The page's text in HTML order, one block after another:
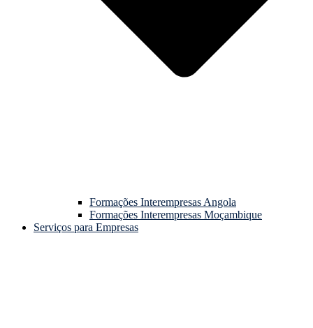
Formações Interempresas Angola
Formações Interempresas Moçambique
Serviços para Empresas